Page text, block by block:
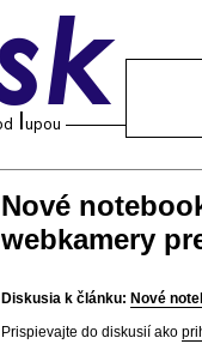
Nové
webkamery
Diskusia k článku: Nové
Prispievajte do diskusií ako